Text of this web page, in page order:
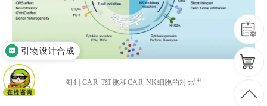
图4 | CAR-T细胞和CAR-NK细胞的对比[4]
circRNA三代测序